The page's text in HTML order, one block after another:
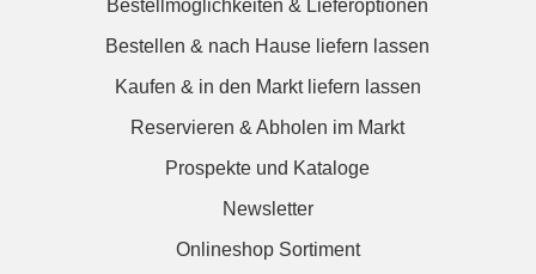
Bestellmöglichkeiten & Lieferoptionen
Bestellen & nach Hause liefern lassen
Kaufen & in den Markt liefern lassen
Reservieren & Abholen im Markt
Prospekte und Kataloge
Newsletter
Onlineshop Sortiment